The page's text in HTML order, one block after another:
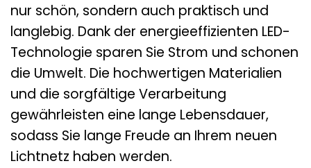
nur schön, sondern auch praktisch und
langlebig. Dank der energieeffizienten LED-
Technologie sparen Sie Strom und schonen
die Umwelt. Die hochwertigen Materialien
und die sorgfältige Verarbeitung
gewährleisten eine lange Lebensdauer,
sodass Sie lange Freude an Ihrem neuen
Lichtnetz haben werden.